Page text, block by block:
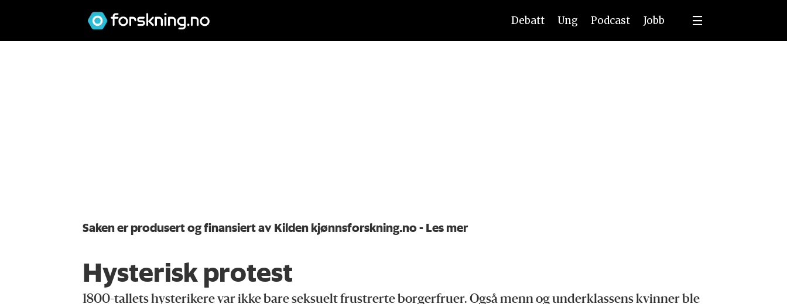
Debatt Ung Podcast Jobb
Saken er produsert og finansiert av Kilden kjønnsforskning.no- Les mer
Hysterisk protest
1800-tallets hysterikere var ikke bare seksuelt frustrerte borgerfruer. Også menn og underklassens kvinner ble